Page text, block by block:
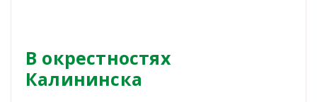
В окрестностях
Калининска